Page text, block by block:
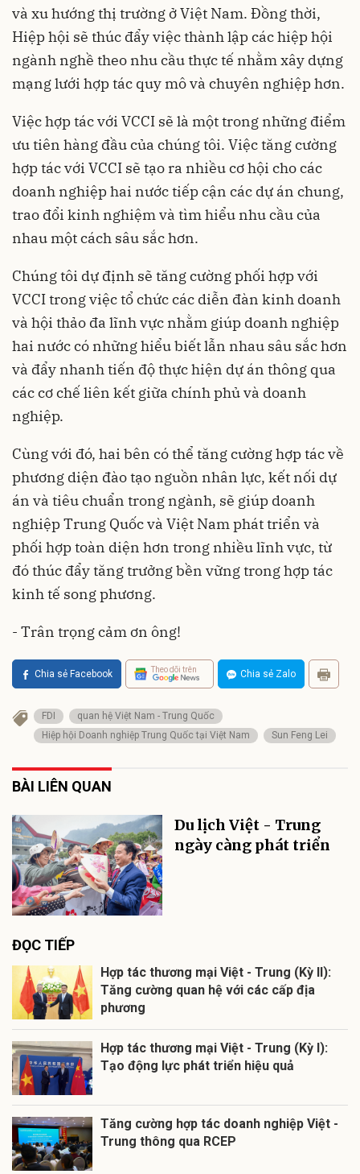
và xu hướng thị trường ở Việt Nam. Đồng thời,
Hiệp hội sẽ thúc đẩy việc thành lập các hiệp hội
ngành nghề theo nhu cầu thực tế nhằm xây dựng
mạng lưới hợp tác quy mô và chuyên nghiệp hơn.
Việc hợp tác với VCCI sẽ là một trong những điểm
ưu tiên hàng đầu của chúng tôi. Việc tăng cường
hợp tác với VCCI sẽ tạo ra nhiều cơ hội cho các
doanh nghiệp hai nước tiếp cận các dự án chung,
trao đổi kinh nghiệm và tìm hiểu nhu cầu của
nhau một cách sâu sắc hơn.
Chúng tôi dự định sẽ tăng cường phối hợp với
VCCI trong việc tổ chức các diễn đàn kinh doanh
và hội thảo đa lĩnh vực nhằm giúp doanh nghiệp
hai nước có những hiểu biết lẫn nhau sâu sắc hơn
và đẩy nhanh tiến độ thực hiện dự án thông qua
các cơ chế liên kết giữa chính phủ và doanh
nghiệp.
Cùng với đó, hai bên có thể tăng cường hợp tác về
phương diện đào tạo nguồn nhân lực, kết nối dự
án và tiêu chuẩn trong ngành, sẽ giúp doanh
nghiệp Trung Quốc và Việt Nam phát triển và
phối hợp toàn diện hơn trong nhiều lĩnh vực, từ
đó thúc đẩy tăng trưởng bền vững trong hợp tác
kinh tế song phương.
- Trân trọng cảm ơn ông!
Chia sẻ Facebook Theo dõi trên Chia sẻ Zalo
FDI
quan hệ Việt Nam - Trung Quốc
Hiệp hội Doanh nghiệp Trung Quốc tại Việt Nam
Sun Feng Lei
BÀI LIÊN QUAN
Du lịch Việt - Trung
ngày càng phát triển
ĐỌC TIẾP
Hợp tác thương mại Việt - Trung (Kỳ II):
Tăng cường quan hệ với các cấp địa
phương
Hợp tác thương mại Việt - Trung (Kỳ I):
Tạo động lực phát triển hiệu quả
Tăng cường hợp tác doanh nghiệp Việt -
Trung thông qua RCEP